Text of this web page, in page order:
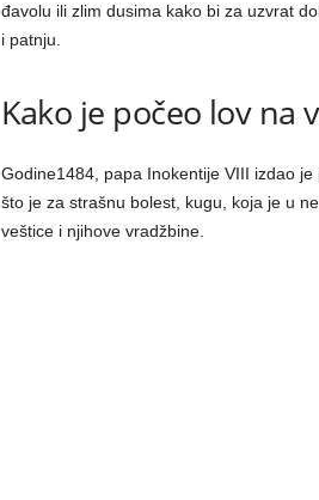
đavolu ili zlim dusima kako bi za uzvrat
i patnju.
Kako je počeo lov na
Godine1484, papa Inokentije VIII izdao
što je za strašnu bolest, kugu, koja je u
veštice i njihove vradžbine.